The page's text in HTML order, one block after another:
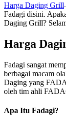
Harga Daging Grill
Fadagi disini.
Daging Grill?
Harga
Fadagi sangat
berbagai macam
Daging yang
oleh tim ahli
Apa Itu Fadagi?